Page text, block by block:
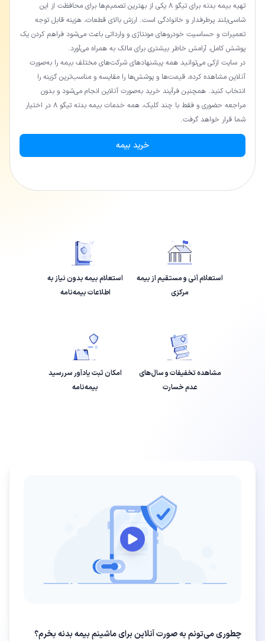
تهیه بیمه بدنه برای تیگو 8 یکی از بهترین تصمیم‌ها برای محافظت از این
شاسی‌بلند پرطرفدار و خانوادگی است. ارزش بالای قطعات، هزینه قابل توجه
تعمیرات و حساسیت خودروهای مونتاژی و وارداتی باعث می‌شود فراهم کردن یک
پوشش کامل، آرامش خاطر بیشتری برای مالک به همراه می‌آورد.
در سایت ازکی می‌توانید همه پیشنهادهای شرکت‌های مختلف بیمه را به‌صورت
آنلاین مشاهده کرده، قیمت‌ها و پوشش‌ها را مقایسه و مناسب‌ترین گزینه را
انتخاب کنید. همچنین فرآیند خرید به‌صورت آنلاین انجام می‌شود و بدون
مراجعه حضوری و فقط با چند کلیک، همه خدمات بیمه بدنه تیگو 8 در اختیار
شما قرار خواهد گرفت.
خرید بیمه
استعلام آنی و مستقیم از بیمه
مرکزی
استعلام بیمه بدون نیاز به
اطلاعات بیمه‌نامه
مشاهده تخفیفات و سال‌های
عدم خسارت
امکان ثبت یادآور سررسید
بیمه‌نامه
چطوری می‌تونم به صورت آنلاین برای ماشینم بیمه بدنه بخرم؟